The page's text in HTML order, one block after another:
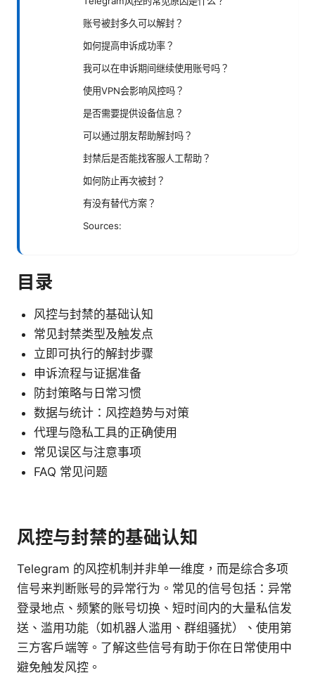
账号被封多久可以解封？
如何提高申诉成功率？
我可以在申诉期间继续使用账号吗？
使用VPN会影响风控吗？
是否需要提供设备信息？
可以通过朋友帮助解封吗？
封禁后是否能找客服人工帮助？
如何防止再次被封？
有没有替代方案？
Sources:
目录
风控与封禁的基础认知
常见封禁类型及触发点
立即可执行的解封步骤
申诉流程与证据准备
防封策略与日常习惯
数据与统计：风控趋势与对策
代理与隐私工具的正确使用
常见误区与注意事项
FAQ 常见问题
风控与封禁的基础认知
Telegram 的风控机制并非单一维度，而是综合多项
信号来判断账号的异常行为。常见的信号包括：异常
登录地点、频繁的账号切换、短时间内的大量私信发
送、滥用功能（如机器人滥用、群组骚扰）、使用第
三方客户端等。了解这些信号有助于你在日常使用中
避免触发风控。